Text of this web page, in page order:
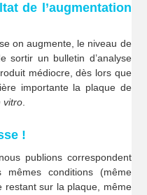
de l’augmentation
on augmente, le niveau de
sortir un bulletin d’analyse
médiocre, dès lors que
importante la plaque de
vitro.
!
publions correspondent
conditions (même
restant sur la plaque, même